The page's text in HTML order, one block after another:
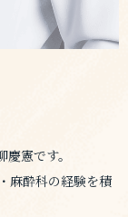
憲です。
麻酔科の経験を積